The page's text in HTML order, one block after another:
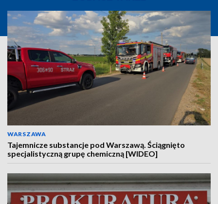
WARSZAWA
Tajemnicze substancje pod Warszawą. Ściągnięto
specjalistyczną grupę chemiczną [WIDEO]